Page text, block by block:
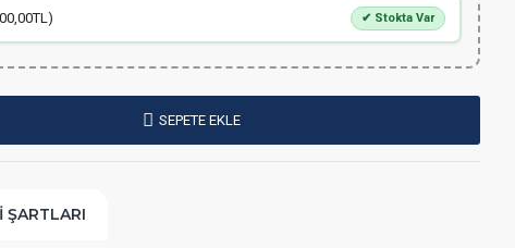
✔ Stokta Var
SEPETE EKLE
ŞARTLARI